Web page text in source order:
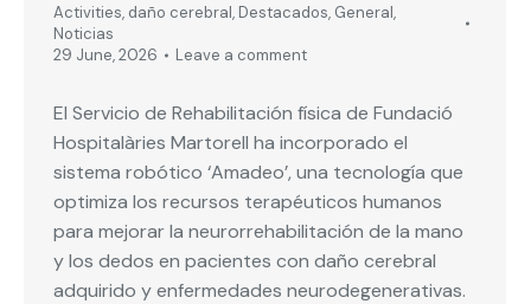
Activities, daño cerebral, Destacados, General,
Noticias
29 June, 2026
Leave a comment
El Servicio de Rehabilitación física de Fundació
Hospitalàries Martorell ha incorporado el
sistema robótico ‘Amadeo’, una tecnología que
optimiza los recursos terapéuticos humanos
para mejorar la neurorrehabilitación de la mano
y los dedos en pacientes con daño cerebral
adquirido y enfermedades neurodegenerativas.